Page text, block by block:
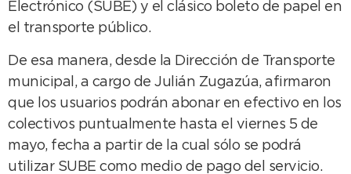
Electrónico (SUBE) y el clásico boleto de papel en
el transporte público.
De esa manera, desde la Dirección de Transporte
municipal, a cargo de Julián Zugazúa, afirmaron
que los usuarios podrán abonar en efectivo en los
colectivos puntualmente hasta el viernes 5 de
mayo, fecha a partir de la cual sólo se podrá
utilizar SUBE como medio de pago del servicio.